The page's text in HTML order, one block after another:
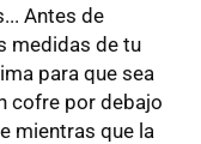
Antes de
medidas de tu
para que sea
cofre por debajo
mientras que la